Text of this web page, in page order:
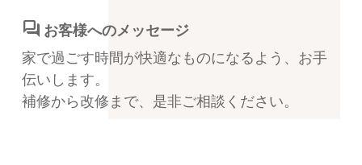
forum お客様へのメッセージ
家で過ごす時間が快適なものになるよう、お手
伝いします。
補修から改修まで、是非ご相談ください。